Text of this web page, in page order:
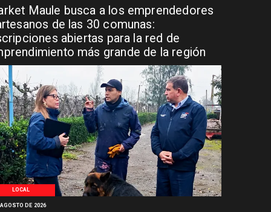
Maule busca a los emprendedores
de las 30 comunas:
abiertas para la red de
más grande de la región
LOCAL
DE 2026